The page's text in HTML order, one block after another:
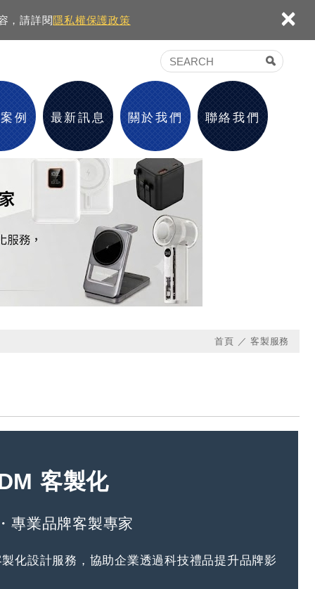
，請詳閱隱私權保護政策 ×
例 最新訊息 關於我們 聯絡我們
首頁 客製服務
客製化
專業品牌客製專家
化設計服務，協助企業透過科技禮品提升品牌影